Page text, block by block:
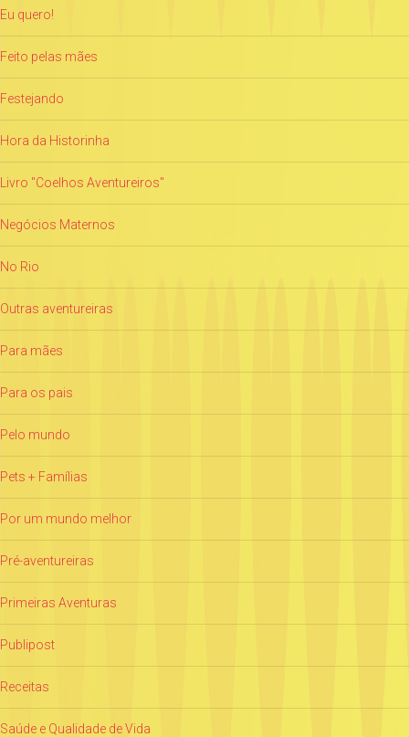
Eu quero!
Feito pelas mães
Festejando
Hora da Historinha
Livro "Coelhos Aventureiros"
Negócios Maternos
No Rio
Outras aventureiras
Para mães
Para os pais
Pelo mundo
Pets + Famílias
Por um mundo melhor
Pré-aventureiras
Primeiras Aventuras
Publipost
Receitas
Saúde e Qualidade de Vida